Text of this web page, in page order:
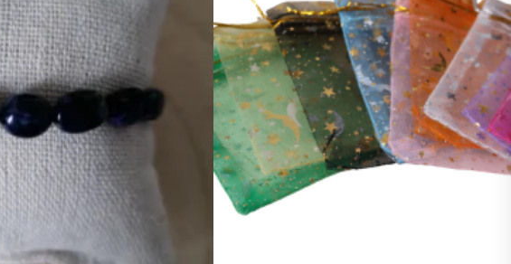
A propos
Guide des pierres
Liste des vertus
★Noté
0
sur
5
à la liste de souhait Comparer